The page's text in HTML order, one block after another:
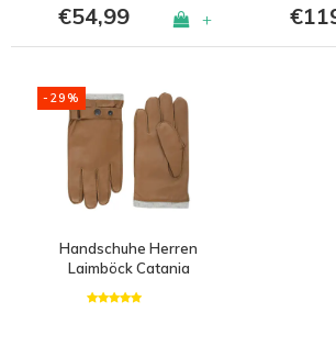
€54,99 +
-29%
Handschuhe Herren
Laimböck Catania